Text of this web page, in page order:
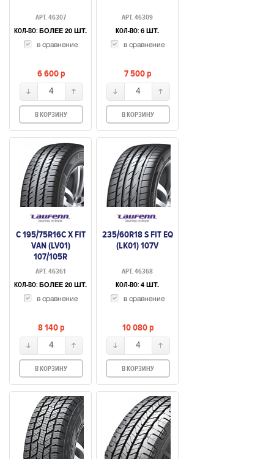
АРТ. 46307
КОЛ-ВО: БОЛЕЕ 20 ШТ.
в сравнение
6 600p
4
В КОРЗИНУ
АРТ. 46309
КОЛ-ВО: 6 ШТ.
в сравнение
7 500p
4
В КОРЗИНУ
C 195/75R16C X FIT
VAN (LV01)
107/105R
АРТ. 46361
КОЛ-ВО: БОЛЕЕ 20 ШТ.
в сравнение
8 140p
4
В КОРЗИНУ
235/60R18 S FIT EQ
(LK01) 107V
АРТ. 46368
КОЛ-ВО: 4 ШТ.
в сравнение
10 080p
4
В КОРЗИНУ